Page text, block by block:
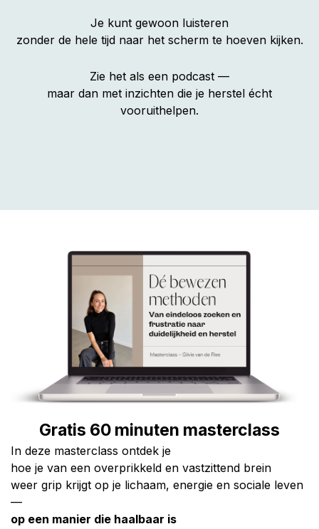
Je kunt gewoon luisteren
zonder de hele tijd naar het scherm te hoeven kijken.
Zie het als een podcast —
maar dan met inzichten die je herstel écht
vooruithelpen.
Gratis 60 minuten masterclass
In deze masterclass ontdek je
hoe je van een overprikkeld en vastzittend brein
weer grip krijgt op je lichaam, energie en sociale leven
—
op een manier die haalbaar is